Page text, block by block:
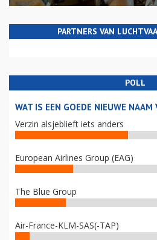
PARTNERS VAN
POLL
WAT IS EEN GOEDE NIEUWE NAAM
Verzin alsjeblieft iets anders
European Airlines Group (EAG)
The Blue Group
Air-France-KLM-SAS(-TAP)